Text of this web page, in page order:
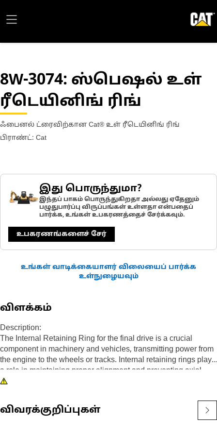
8W-3074: ஸ்பெஷல் உள்
ரீடெயினிங் ரிங்
ஃபைனல் ட்ரைவிற்கான Cat® உள் ரீடெயினிங் ரிங்
பிராண்ட்: Cat
இது பொருந்துமா?
இந்தப் பாகம் பொருந்துகிறதா அல்லது ஏதேனும்
பழுதுபார்ப்பு விருப்பங்கள் உள்ளதா என்பதைப்
பார்க்க, உங்கள் உபகரணத்தைச் சேர்க்கவும்.
உபகரணங்களைச் சேர்
உங்கள் வாடிக்கையாளர் விலையைப் பார்க்க
உள்நுழையவும்
விளக்கம்
Description:
The Internal Retaining Ring for the final drive is a crucial
component in machinery and vehicles, transmitting power from
the engine to the wheels or tracks. Internal retaining rings play
a role in maintaining proper alignment and preventing axial
movement of components within the final drive assembly. The
it is installed, which helps to keep it in place.
விவரக்குறிப்புகள்